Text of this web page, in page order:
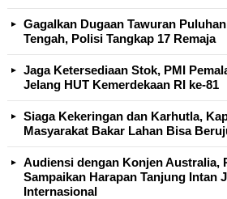
Gagalkan Dugaan Tawuran
Tengah, Polisi Tangkap 17 Remaja
Jaga Ketersediaan Stok, PMI
Jelang HUT Kemerdekaan RI ke-81
Siaga Kekeringan dan Karhutla,
Masyarakat Bakar Lahan Bisa
Audiensi dengan Konjen Australia,
Sampaikan Harapan Tanjung Intan
Internasional